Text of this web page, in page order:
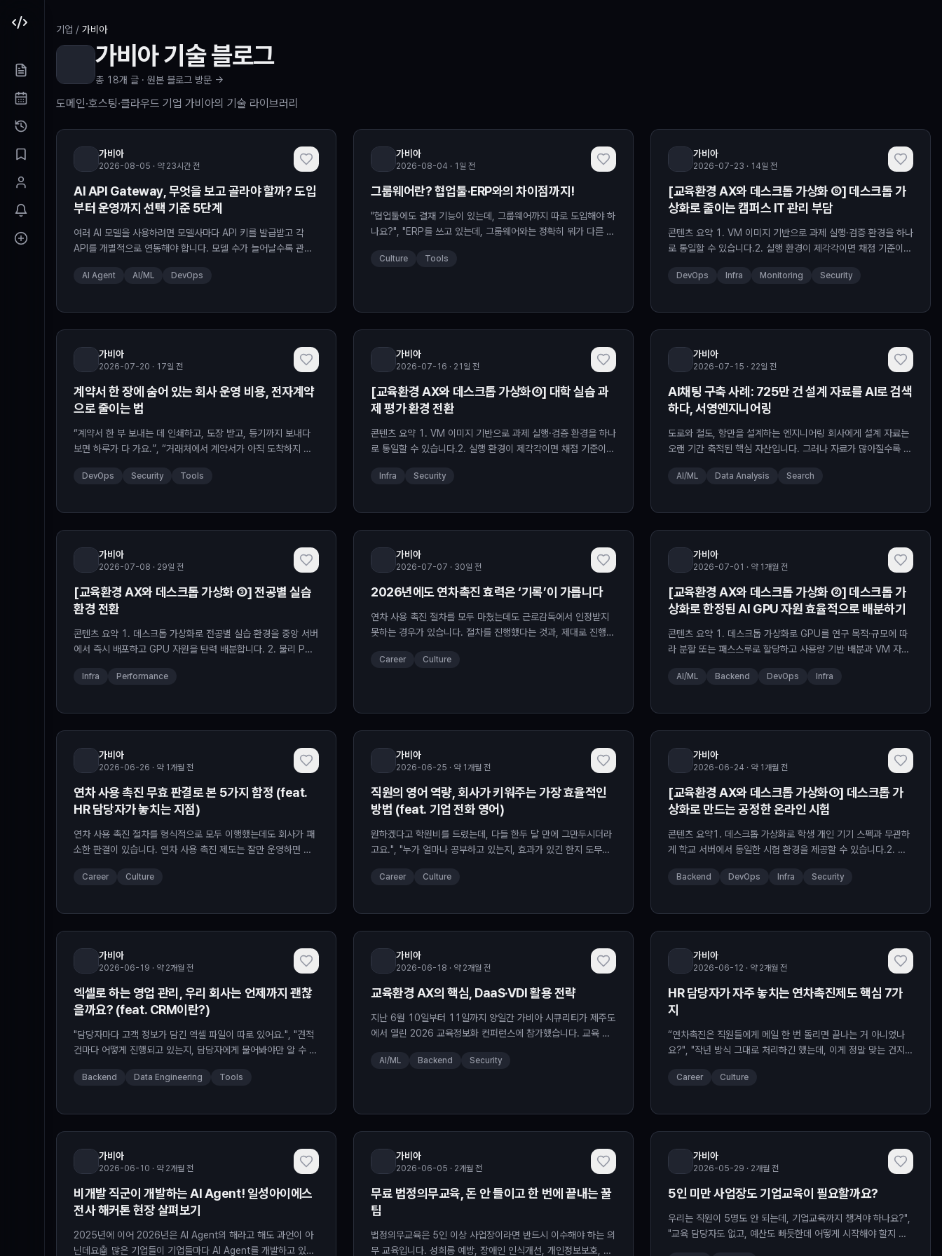
본문 바로가기
기업 / 가비아
가비아기술 블로그
총 18개 글 · 원본 블로그 방문 →
도메인·호스팅·클라우드 기업 가비아의 기술 라이브러리
가비아
2026-08-05 · 약 23시간 전
AI API Gateway, 무엇을 보고 골라야 할까? 도입
부터 운영까지 선택 기준 5단계
여러 AI 모델을 사용하려면 모델사마다 API 키를 발급받고 각
API를 개별적으로 연동해야 합니다. 모델 수가 늘어날수록 관리
AI Agent AI/ML DevOps
가비아
2026-08-04 · 1일 전
그룹웨어란? 협업툴·ERP와의 차이점까지!
"협업툴에도 결재 기능이 있는데, 그룹웨어까지 따로 도입해야 하
나요?", "ERP를 쓰고 있는데, 그룹웨어와는 정확히 뭐가 다른 건
Culture Tools
가비아
2026-07-23 · 14일 전
[교육환경 AX와 데스크톱 가상화 ⑤] 데스크톱 가
상화로 줄이는 캠퍼스 IT 관리 부담
콘텐츠 요약 1. VM 이미지 기반으로 과제 실행·검증 환경을 하나
로 통일할 수 있습니다.2. 실행 환경이 제각각이면 채점 기준이
Read More
DevOps Infra Monitoring Security
가비아
2026-07-20 · 17일 전
계약서 한 장에 숨어 있는 회사 운영 비용, 전자계약
으로 줄이는 법
“계약서 한 부 보내는 데 인쇄하고, 도장 받고, 등기까지 보내다
보면 하루가 다 가요.”, “거래처에서 계약서가 아직 도착하지 않
DevOps Security Tools
가비아
2026-07-16 · 21일 전
[교육환경 AX와 데스크톱 가상화④] 대학 실습 과
제 평가 환경 전환
콘텐츠 요약 1. VM 이미지 기반으로 과제 실행·검증 환경을 하나
로 통일할 수 있습니다.2. 실행 환경이 제각각이면 채점 기준이
Read More
Infra Security
가비아
2026-07-15 · 22일 전
AI채팅 구축 사례: 725만 건 설계 자료를 AI로 검색
하다, 서영엔지니어링
도로와 철도, 항만을 설계하는 엔지니어링 회사에게 설계 자료는
오랜 기간 축적된 핵심 자산입니다. 그러나 자료가 많아질수록 필
AI/ML Data Analysis Search
가비아
2026-07-08 · 29일 전
[교육환경 AX와 데스크톱 가상화 ③] 전공별 실습
환경 전환
콘텐츠 요약 1. 데스크톱 가상화로 전공별 실습 환경을 중앙 서버
에서 즉시 배포하고 GPU 자원을 탄력 배분합니다. 2. 물리 PC
Infra Performance
가비아
2026-07-07 · 30일 전
2026년에도 연차촉진 효력은 ‘기록’이 가릅니다
연차 사용 촉진 절차를 모두 마쳤는데도 근로감독에서 인정받지
못하는 경우가 있습니다. 절차를 진행했다는 것과, 제대로 진행했
Career Culture
가비아
2026-07-01 · 약 1개월 전
[교육환경 AX와 데스크톱 가상화 ②] 데스크톱 가
상화로 한정된 AI GPU 자원 효율적으로 배분하기
콘텐츠 요약 1. 데스크톱 가상화로 GPU를 연구 목적·규모에 따
라 분할 또는 패스스루로 할당하고 사용량 기반 배분과 VM 자동
More
AI/ML Backend DevOps Infra
가비아
2026-06-26 · 약 1개월 전
연차 사용 촉진 무효 판결로 본 5가지 함정 (feat.
HR 담당자가 놓치는 지점)
연차 사용 촉진 절차를 형식적으로 모두 이행했는데도 회사가 패
소한 판결이 있습니다. 연차 사용 촉진 제도는 잘만 운영하면 미
Career Culture
가비아
2026-06-25 · 약 1개월 전
직원의 영어 역량, 회사가 키워주는 가장 효율적인
방법 (feat. 기업 전화 영어)
원하겠다고 학원비를 드렸는데, 다들 한두 달 만에 그만두시더라
고요.", "누가 얼마나 공부하고 있는지, 효과가 있긴 한지 도무지
Career Culture
가비아
2026-06-24 · 약 1개월 전
[교육환경 AX와 데스크톱 가상화①] 데스크톱 가
상화로 만드는 공정한 온라인 시험
콘텐츠 요약1. 데스크톱 가상화로 학생 개인 기기 스펙과 무관하
게 학교 서버에서 동일한 시험 환경을 제공할 수 있습니다.2. 외
... Read More
Backend DevOps Infra Security
가비아
2026-06-19 · 약 2개월 전
엑셀로 하는 영업 관리, 우리 회사는 언제까지 괜찮
을까요? (feat. CRM이란?)
"담당자마다 고객 정보가 담긴 엑셀 파일이 따로 있어요.", "견적
건마다 어떻게 진행되고 있는지, 담당자에게 물어봐야만 알 수 있
Backend Data Engineering Tools
가비아
2026-06-18 · 약 2개월 전
교육환경 AX의 핵심, DaaS·VDI 활용 전략
지난 6월 10일부터 11일까지 양일간 가비아 시큐리티가 제주도
에서 열린 2026 교육정보화 컨퍼런스에 참가했습니다. 교육 환
이번 컨퍼런스에는 ... Read More
AI/ML Backend Security
가비아
2026-06-12 · 약 2개월 전
HR 담당자가 자주 놓치는 연차촉진제도 핵심 7가
지
“연차촉진은 직원들에게 메일 한 번 돌리면 끝나는 거 아니었나
요?", "작년 방식 그대로 처리하긴 했는데, 이게 정말 맞는 건지
Career Culture
가비아
2026-06-10 · 약 2개월 전
비개발 직군이 개발하는 AI Agent! 일성아이에스
전사 해커톤 현장 살펴보기
2025년에 이어 2026년은 AI Agent의 해라고 해도 과언이 아
닌데요🤖 많은 기업들이 기업들마다 AI Agent를 개발하고 있습
가비아
2026-06-05 · 2개월 전
무료 법정의무교육, 돈 안 들이고 한 번에 끝내는 꿀
팁
법정의무교육은 5인 이상 사업장이라면 반드시 이수해야 하는 의
무 교육입니다. 성희롱 예방, 장애인 인식개선, 개인정보보호, 직
가비아
2026-05-29 · 2개월 전
5인 미만 사업장도 기업교육이 필요할까요?
우리는 직원이 5명도 안 되는데, 기업교육까지 챙겨야 하나요?",
"교육 담당자도 없고, 예산도 빠듯한데 어떻게 시작해야 할지 모